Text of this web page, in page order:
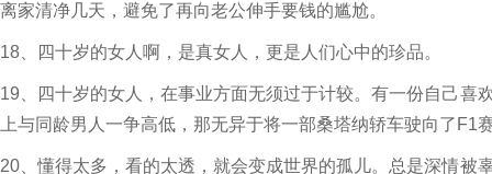
离家清净几天，避免了再向老公伸手要钱的尴尬。
18、四十岁的女人啊，是真女人，更是人们心中的珍品。
19、四十岁的女人，在事业方面无须过于计较。有一份自己喜
上与同龄男人一争高低，那无异于将一部桑塔纳轿车驶向了F1
20、懂得太多，看的太透，就会变成世界的孤儿。总是深情被